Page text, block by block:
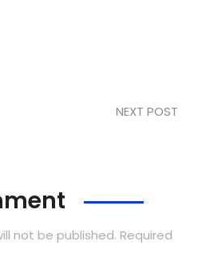
NEXT POST
not be published. Required